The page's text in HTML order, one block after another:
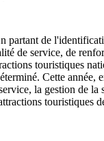
de
de service, de
touristiques
Cette
la gestion de
touristiques